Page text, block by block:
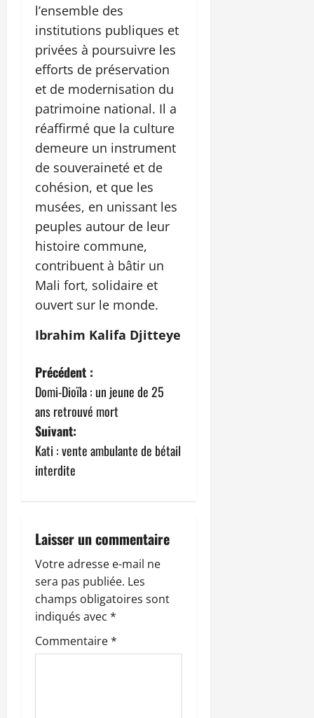
l’ensemble des
institutions publiques et
privées à poursuivre les
efforts de préservation
et de modernisation du
patrimoine national. Il a
réaffirmé que la culture
demeure un instrument
de souveraineté et de
cohésion, et que les
musées, en unissant les
peuples autour de leur
histoire commune,
contribuent à bâtir un
Mali fort, solidaire et
ouvert sur le monde.
Ibrahim Kalifa Djitteye
N
a
v
i
t
i
o
n
Précédent :
Domi-Dioïla : un jeune de 25
ans retrouvé mort
Suivant:
Kati : vente ambulante de bétail
interdite
Laisser un commentaire
Votre adresse e-mail ne
sera pas publiée. Les
champs obligatoires sont
indiqués avec *
Commentaire*